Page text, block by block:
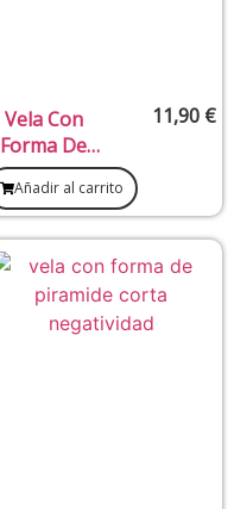
Vela Con
Forma De
Mano
Poderosa
Dinero
Amarilla
11,90 €
Añadir al carrito